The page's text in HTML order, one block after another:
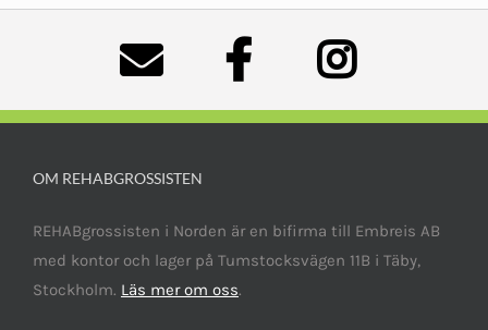
OM REHABGROSSISTEN
REHABgrossisten i Norden är en bifirma till Embreis AB
med kontor och lager på Tumstocksvägen 11B i Täby,
Stockholm. Läs mer om oss.